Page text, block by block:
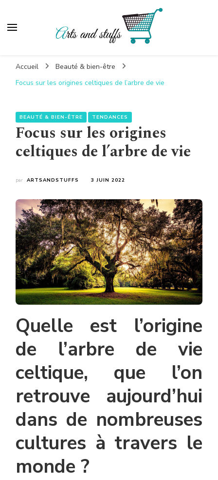
Accueil
Beauté & bien-être
Focus sur les origines celtiques de l’arbre de vie
BEAUTÉ & BIEN-ÊTRE TENDANCES
Focus sur les origines
celtiques de l’arbre de vie
par ARTSANDSTUFFS 3 JUIN 2022
Quelle est l’origine
de l’arbre de vie
celtique, que l’on
retrouve aujourd’hui
dans de nombreuses
cultures à travers le
monde ?